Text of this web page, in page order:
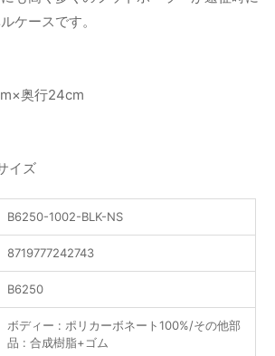
ケースです。
奥行24cm
イズ
B6250-1002-BLK-NS
8719777242743
B6250
ボディー : ポリカーボネート100%/その他部
品 : 合成樹脂+ゴム